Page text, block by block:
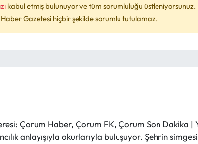
kabul etmiş bulunuyor ve tüm sorumluluğu üstleniyorsunuz.
Gazetesi hiçbir şekilde sorumlu tutulamaz.
Çorum Haber, Çorum FK, Çorum Son Dakika |
anlayışıyla okurlarıyla buluşuyor. Şehrin